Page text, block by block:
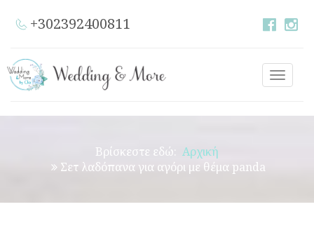
+302392400811
Toggle
Βρίσκεστε εδώ: Αρχική
Σετ λαδόπανα για αγόρι με θέμα panda